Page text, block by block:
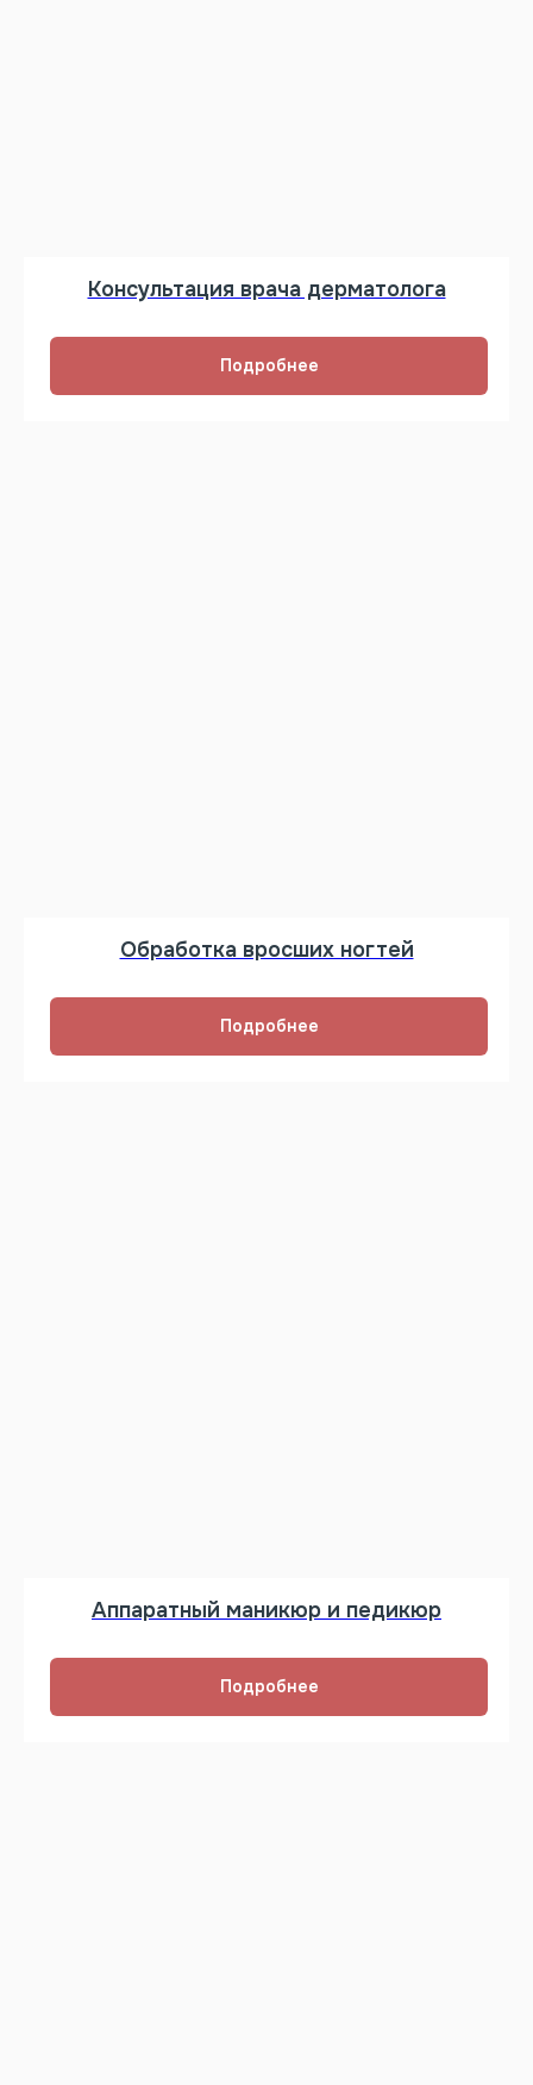
Консультация врача дерматолога
Подробнее
Обработка вросших ногтей
Подробнее
Аппаратный маникюр и педикюр
Подробнее